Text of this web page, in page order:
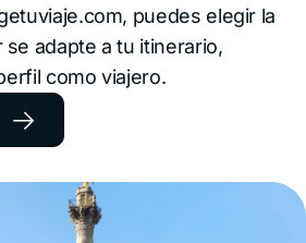
puedes elegir la
adapte a tu itinerario,
como viajero.
→